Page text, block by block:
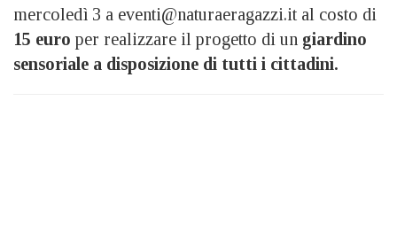
mercoledì 3 a eventi@naturaeragazzi.it al costo di
15 euro per realizzare il progetto di un giardino
sensoriale a disposizione di tutti i cittadini.